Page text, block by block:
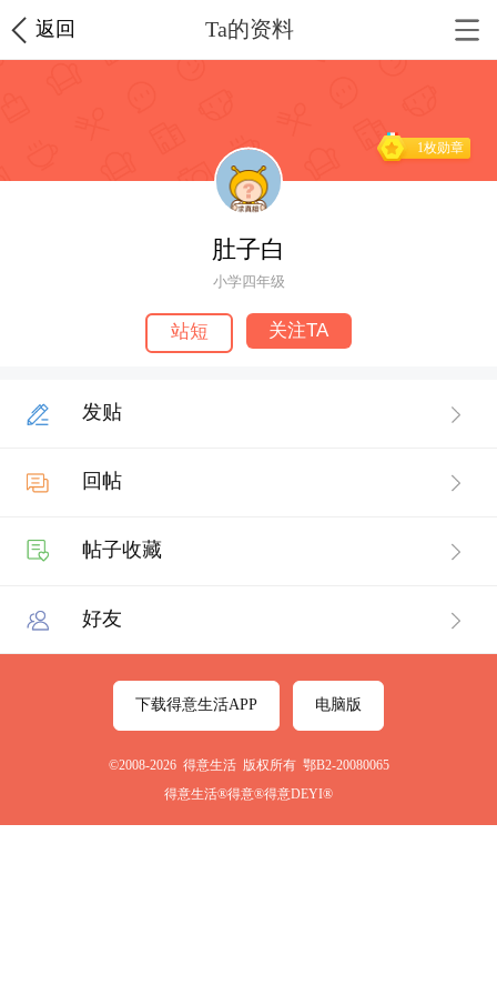
返回 Ta的资料
1枚勋章
肚子白
小学四年级
站短 关注TA
发贴
回帖
帖子收藏
好友
下载得意生活APP 电脑版
©2008-2026 得意生活 版权所有 鄂B2-20080065
得意生活®得意®得意DEYI®